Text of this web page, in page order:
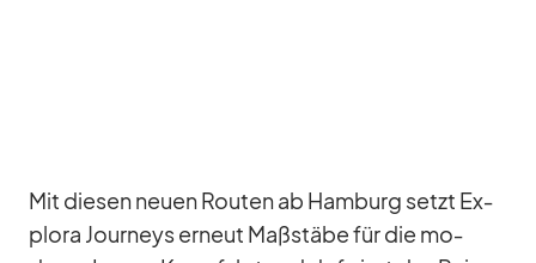
Mit die­sen neuen Rou­ten ab Ham­burg setzt Ex­
plora Jour­neys er­neut Maß­stäbe für die mo­